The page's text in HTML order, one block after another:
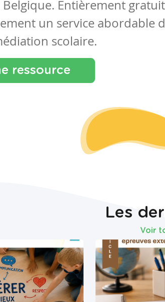
Entièrement
un service abordable
scolaire.
ressource
Les
Voir